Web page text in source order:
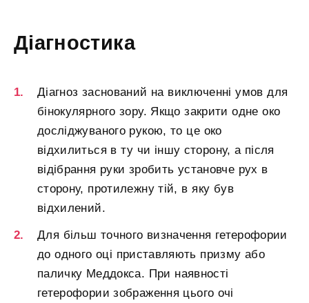
Діагностика
Діагноз заснований на виключенні умов для
бінокулярного зору. Якщо закрити одне око
досліджуваного рукою, то це око
відхилиться в ту чи іншу сторону, а після
відібрання руки зробить установче рух в
сторону, протилежну тій, в яку був
відхилений.
Для більш точного визначення гетерофории
до одного оці приставляють призму або
паличку Меддокса. При наявності
гетерофории зображення цього очі